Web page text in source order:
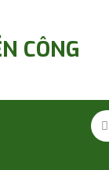
CÔNG